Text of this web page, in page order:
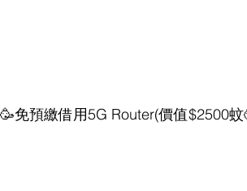
免預繳借用5G Router(價值$2500蚊